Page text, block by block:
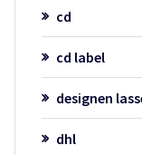
cd
cd label
designen
dhl